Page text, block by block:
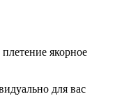
якорное
для вас